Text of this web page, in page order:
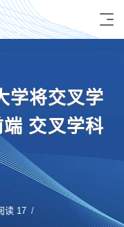
学将交叉学
交叉学科
读 17